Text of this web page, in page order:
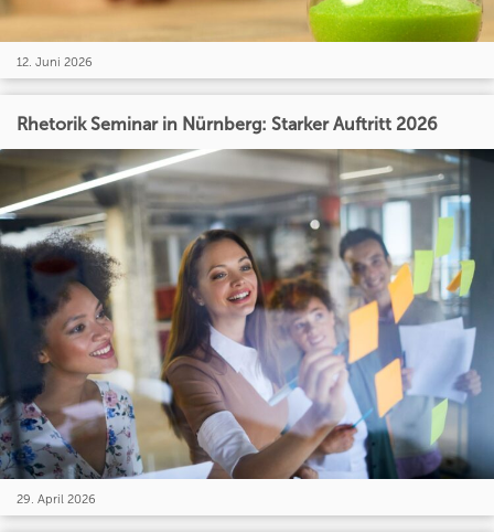
12. Juni 2026
Rhetorik Seminar in Nürnberg: Starker Auftritt 2026
29. April 2026